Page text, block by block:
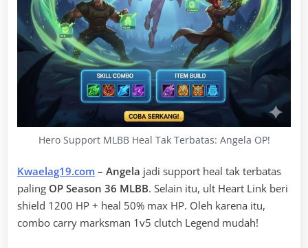
Hero Support MLBB Heal Tak Terbatas: Angela OP!
Kwaelag19.com – Angela jadi support heal tak terbatas
paling OP Season 36 MLBB. Selain itu, ult Heart Link beri
shield 1200 HP + heal 50% max HP. Oleh karena itu,
combo carry marksman 1v5 clutch Legend mudah!